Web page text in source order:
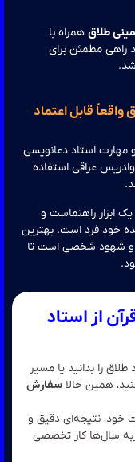
همراه با
مطمئن برای
قابل اعتماد
استاد دعانویسی
عراقی استفاده
راهنماست و
فرد است. بهترین
شخصی است تا
استاد
یا مسیر
حالاسفارش
نتیجه‌ای دقیق و
کار تخصصی